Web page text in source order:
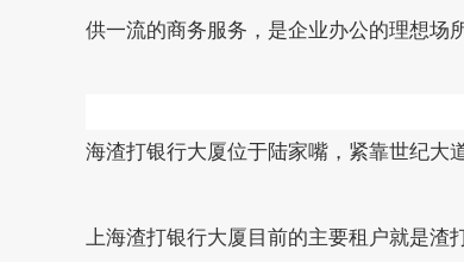
供一流的商务服务，是企业办公的理想场所
海渣打银行大厦位于陆家嘴，紧靠世纪大
上海渣打银行大厦目前的主要租户就是渣打银